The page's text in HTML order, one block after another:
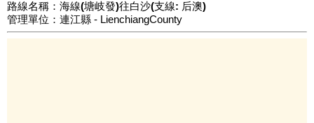
路線名稱： 海線(塘岐發)往白沙(支線: 后澳)
管理單位：連江縣 - LienchiangCounty